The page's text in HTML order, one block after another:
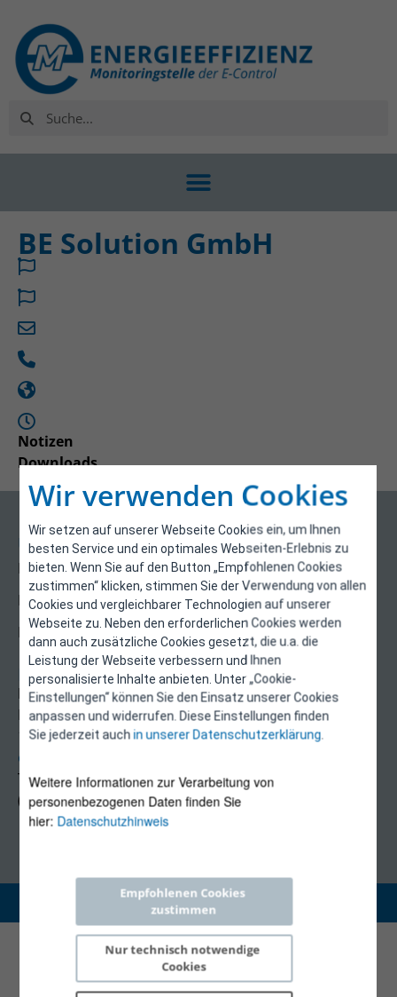
Wir verwenden Cookies
Wir setzen auf unserer Webseite Cookies ein, um Ihnen
besten Service und ein optimales Webseiten-Erlebnis zu
bieten. Wenn Sie auf den Button „Empfohlenen Cookies
zustimmen“ klicken, stimmen Sie der Verwendung von allen
Cookies und vergleichbarer Technologien auf unserer
Webseite zu. Neben den erforderlichen Cookies werden
dann auch zusätzliche Cookies gesetzt, die u.a. die
Leistung der Webseite verbessern und Ihnen
personalisierte Inhalte anbieten. Unter „Cookie-
Einstellungen“ können Sie den Einsatz unserer Cookies
anpassen und widerrufen. Diese Einstellungen finden
Sie jederzeit auchin unserer Datenschutzerklärung.
Weitere Informationen zur Verarbeitung von
personenbezogenen Daten finden Sie
hier: Datenschutzhinweis
Empfohlenen Cookies
zustimmen
Nur technisch notwendige
Cookies
BE Solution GmbH
Notizen
Downloads
Über uns
Kontakt
Impressum
Datenschutzerklärung
Kontakt
E-Control
Rudolfsplatz 13a
1010 Wien
energieeffizienz@e-control.at
Tel +43 1 5324724
(Mo, Mi-Fr 09:30-12:30 Uhr)
Copyright 2026 © E-Control